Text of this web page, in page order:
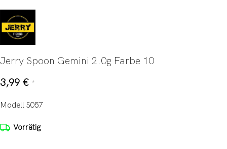
Jerry Spoon Gemini 2.0g Farbe 10
3,99 € *
Modell S057
Vorrätig